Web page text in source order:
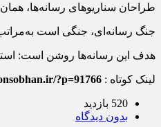
طراحان سناریوهای رسانه‌ها،
جنگ رسانه‌ای، جنگی است به‌مراتب
هدف این رسانه‌ها روشن است:
لینک کوتاه : ?p=91766
520 بازدید
بدون دیدگاه